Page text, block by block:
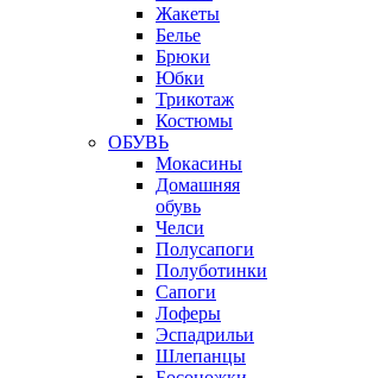
Жакеты
Белье
Брюки
Юбки
Трикотаж
Костюмы
ОБУВЬ
Мокасины
Домашняя
обувь
Челси
Полусапоги
Полуботинки
Сапоги
Лоферы
Эспадрильи
Шлепанцы